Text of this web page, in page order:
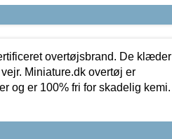
overtøjsbrand. De klæder
Miniature.dk overtøj er
og er 100% fri for skadelig kemi.